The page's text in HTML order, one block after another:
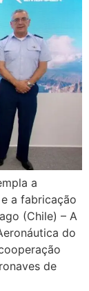
a
a fabricação
(Chile) – A
do
de